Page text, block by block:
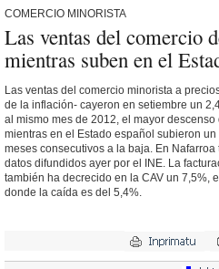
COMERCIO MINORISTA
Las ventas del comercio
mientras suben en el
Las ventas del comercio minorista a
de la inflación- cayeron en setiembre un
al mismo mes de 2012, el mayor
mientras en el Estado español subieron
meses consecutivos a la baja. En
datos difundidos ayer por el INE. La
también ha decrecido en la CAV un 7,5%,
donde la caída es del 5,4%.